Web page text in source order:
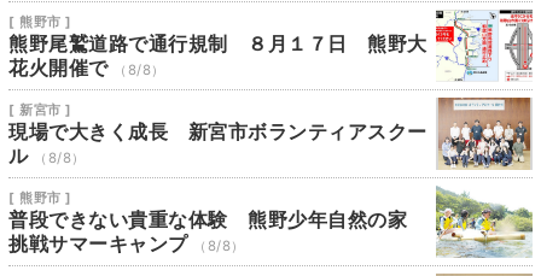
[ 熊野市 ]
熊野尾鷲道路で通行規制 ８月１７日 熊野大
花火開催で
（8/8）
[ 新宮市 ]
現場で大きく成長 新宮市ボランティアスクー
ル
（8/8）
[ 熊野市 ]
普段できない貴重な体験 熊野少年自然の家
挑戦サマーキャンプ
（8/8）